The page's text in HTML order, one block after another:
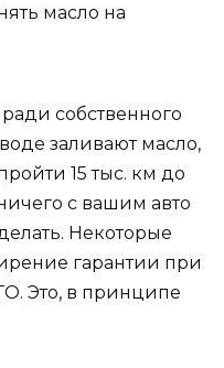
масло на
ради собственного
заливают масло,
15 тыс. км до
с вашим авто
Некоторые
гарантии при
Это, в принципе